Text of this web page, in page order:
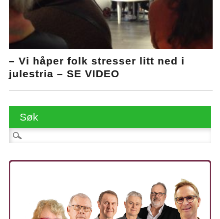
– Vi håper folk stresser litt ned i
julestria – SE VIDEO
Søk
Søk etter: